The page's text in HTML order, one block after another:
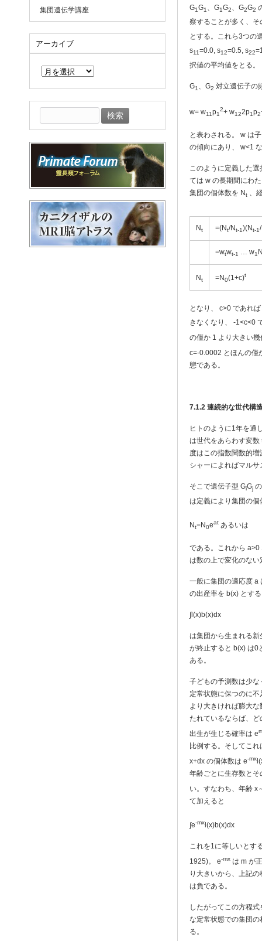
G1G1、G1G2、G2G2
察することが多く、
とする。これら3つの
s11=0.0, s12=0.5, s22
択値の平均値をとる。
G1 、G2 対立遺伝子の
w= w11p1
2+ w122p1p2
と表わされる。 w は
の傾向にあり、 w<1
このように定義した
ては w の長期間にわ
集団の個体数を Nt 、
Nt =(Nt/Nt-1)(Nt-1
=wtwt-1 … w1
Nt =N0(1+c)t
となり、 c>0 であれ
きなくなり、 -1<c<0
の僅か 1 より大きい
c=-0.0002 とほんの僅
態である。
7.1.2 連続的な世代構
ヒトのように1年を通
は世代をあらわす変
度はこの指数関数的
シャーによればマル
そこで遺伝子型 GiGj
は定義により集団の
Nt=N0eat あるいは
である。これから
は数の上で変化のな
一般に集団の適応度 a
の出産率を b(x) とす
∫l(x)b(x)dx
は集団から生まれる
が終止すると b(x) は0
ある。
子どもの予測数は少
定常状態に保つのに
より大きければ膨大
たれているならば、
出生が生じる確率は e
比例する。そしてこ
x+dx の個体数は e-mx
年齢ごとに生存数と
い。すなわち、年齢 x
て加えると
∫e-mx l(x)b(x)dx
これを1に等しいとす
1925)。 e-mx は m が
り大きいから、上記
は負である。
したがってこの方程
な定常状態での集団
る。
集団遺伝学講座
アーカイブ
イ
ブ
索: